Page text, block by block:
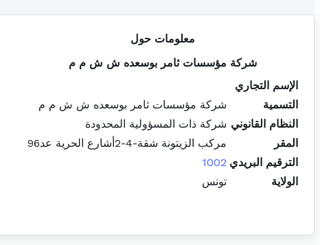
معلومات حول
شركة مؤسسات ثامر بوسعده ش ش م م
الإسم التجاري
التسمية
شركة مؤسسات ثامر بوسعده ش ش م م
النظام القانوني شركة ذات المسؤولية المحدودة
المقر
مركب الزيتونة شقة-4-2أشارع الحرية عد96
الترقيم البريدي 1002
الولاية
تونس